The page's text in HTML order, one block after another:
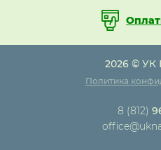
2026 © УК
Политика
8 (812)